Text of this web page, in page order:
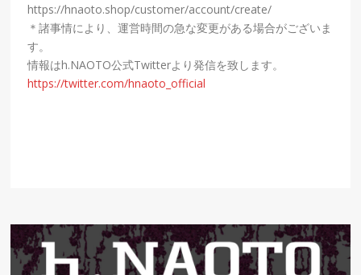
https://hnaoto.shop/customer/account/create/
＊諸事情により、運営時間の急な変更がある場合がございま
す。
情報はh.NAOTO公式Twitterより発信を致します。
https://twitter.com/hnaoto_official